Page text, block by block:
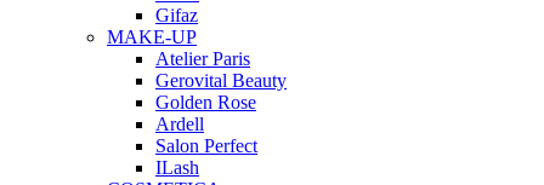
Gifaz
MAKE-UP
Atelier Paris
Gerovital Beauty
Golden Rose
Ardell
Salon Perfect
ILash